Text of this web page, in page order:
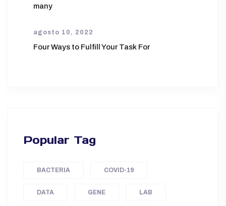
many
agosto 10, 2022
Four Ways to Fulfill Your Task For
Popular Tag
BACTERIA COVID-19
DATA GENE LAB